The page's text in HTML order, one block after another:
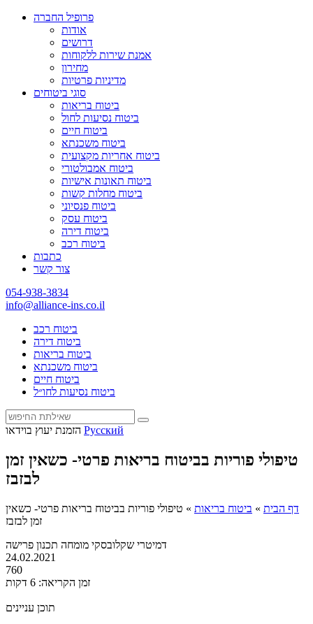
פרופיל החברה
אודות
דרושים
אמנת שירות ללקוחות
מחירון
מדיניות פרטיות
סוגי ביטוחים
ביטוח בריאות
ביטוח נסיעות לחול
ביטוח חיים
ביטוח משכנתא
ביטוח אחריות מקצועית
ביטוח אמבולטורי
ביטוח תאונות אישיות
ביטוח מחלות קשות
ביטוח פנסיוני
ביטוח עסק
ביטוח דירה
ביטוח רכב
כתבות
צור קשר
054-938-3834
info@alliance-ins.co.il
ביטוח רכב
ביטוח דירה
ביטוח בריאות
ביטוח משכנתא
ביטוח חיים
ביטוח נסיעות לחו״ל
הזמנת יעוץ בוידאו Русский
טיפולי פוריות בביטוח בריאות פרטי- כשאין זמן
לבזבז
דף הבית » ביטוח בריאות » טיפולי פוריות בביטוח בריאות פרטי- כשאין
זמן לבזבז
דמיטרי שקלובסקי מומחה תכנון פרישה
24.02.2021
760
זמן הקריאה: 6 דקות
תוכן עניינים